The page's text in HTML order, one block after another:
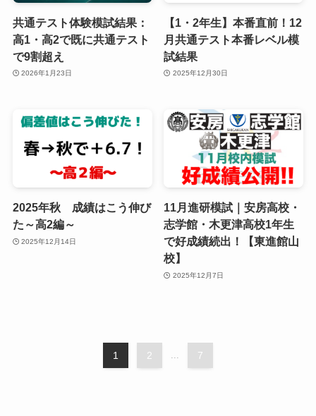
共通テスト体験模試結果：
高1・高2で既に共通テスト
で9割超え
2026年1月23日
【1・2年生】本番直前！12
月共通テスト本番レベル模
試結果
2025年12月30日
2025年秋 成績はこう伸び
た～高2編～
2025年12月14日
11月進研模試｜安房高校・
志学館・木更津高校1年生
で好成績続出！【東進館山
校】
2025年12月7日
1 2 7